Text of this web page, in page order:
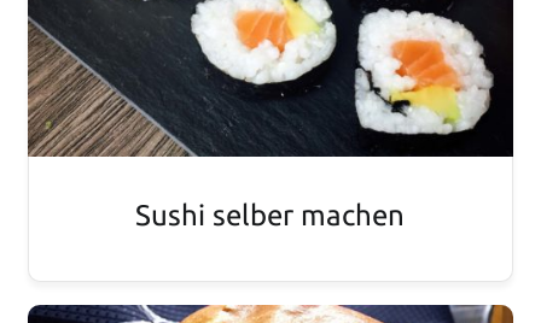
Sushi selber machen